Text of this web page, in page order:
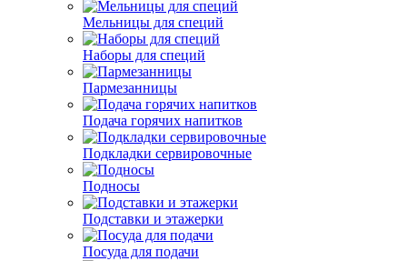
Мельницы для специй
Наборы для специй
Пармезанницы
Подача горячих напитков
Подкладки сервировочные
Подносы
Подставки и этажерки
Посуда для подачи